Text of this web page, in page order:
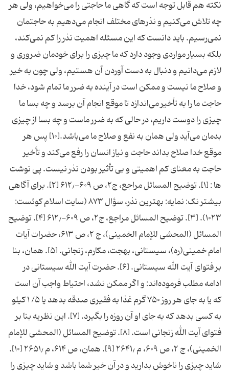
نکته هم قابل توجه است که گاهی ما حاجتی را می‌خواهیم، ولی هر
چه تلاش می‌کنیم و نذرهای مختلف انجام می‌دهیم به حاجتمان
نمی‌رسیم. باید دانست که این مسئله اهمیت نذر را کم نمی‌کند،
بلکه بسیار مواردی وجود دارد که ما چیزی را برای خودمان ضروری و
لازم می‌دانیم و دنبال به دست آوردن آن هستیم، ولی چون به خیر
و صلاح ما نیست و ممکن است در آینده به ضرر ما تمام شود، خدا
حاجت ما را به تأخیر می‌اندازد تا موقع انجام آن برسد و چه بسا ما
چیزی را دوست داریم، در حالی که به ضرر ماست و چه بسا از چیزی
بدمان می‌آید ولی همان به نفع و صلاح ما می‌باشد.[۱۰] پس هر
موقع خدا صلاح بداند حاجت و نیاز انسان را رفع می‌کند و تأخیر
حاجت به معنای کم اهمیتی و بی تأثیر بودن نذر نیست. پی نوشت
ها : [۱]. توضیح المسائل مراجع، ج۲، ص ۶۰۹-۶۱۲٫ [۲]. برای آگاهی
بیشتر نک: نمایه: بهترین نذر، سؤال ۸۷۳ (سایت اسلام کوئست:
۱۰۲۳). [۳]. توضیح المسائل مراجع، ج۲، ص ۶۰۹-۶۱۲٫ [۴]. توضیح
المسائل (المحشی للإمام الخمینی)، ج ۲، ص ۶۱۳، حضرات آیات
امام خمینی(ره)، سیستانی، بهجت، مکارم، زنجانی. [۵]. همان، بنا
بر فتوای آیت الله سیستانی. [۶]. حضرت آیت الله سیستانی در
ادامه مطلب فرموده‌اند: و اگر ممکن نشد، احتیاط واجب آن است
که یا به جای هر روز ۷۵۰ گرم غذا به فقیری صدقه بدهد یا ۵/ ۱ کیلو
به کسی بدهد که به جای او آن روزه را بگیرد. [۷]. این نظریه بنا بر
فتوای آیت الله زنجانی است. [۸]. توضیح المسائل (المحشی للإمام
الخمینی)، ج ۲، ص ۶۰۹، م ۲۶۴۱٫ [۹]. همان، ص ۶۱۴، م ۲۶۵۱٫ [۱۰].
شاید چیزی را ناخوش بدارید و در آن خیر شما باشد و شاید چیزی را